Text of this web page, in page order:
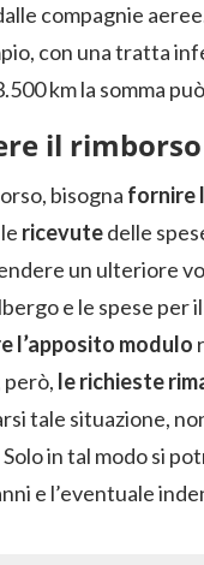
compagnie
con una tratta
km la somma
il rimborso
bisogna fornire
ricevutedelle
un ulteriore
e le spese
l’apposito modulo
però, le richieste
tale situazione,
in tal modo si
e l’eventuale